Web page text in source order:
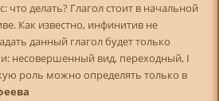
что делать? Глагол стоит в начальной
Как известно, инфинитив не
данный глагол будет только
несовершенный вид, переходный, I
роль можно определять только в